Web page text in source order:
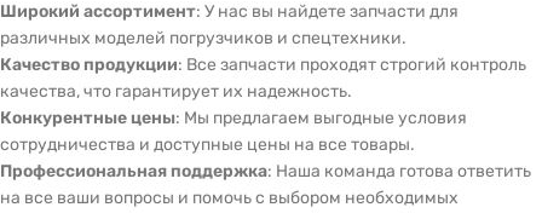
Широкий ассортимент: У нас вы найдете запчасти для
различных моделей погрузчиков и спецтехники.
Качество продукции: Все запчасти проходят строгий контроль
качества, что гарантирует их надежность.
Конкурентные цены: Мы предлагаем выгодные условия
сотрудничества и доступные цены на все товары.
Профессиональная поддержка: Наша команда готова ответить
на все ваши вопросы и помочь с выбором необходимых